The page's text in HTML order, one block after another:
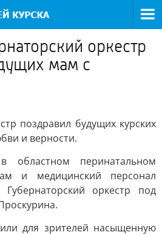
оркестр
мам с
поздравил будущих курских
и верности.
областном перинатальном
и медицинский персонал
Губернаторский оркестр под
для зрителей насыщенную